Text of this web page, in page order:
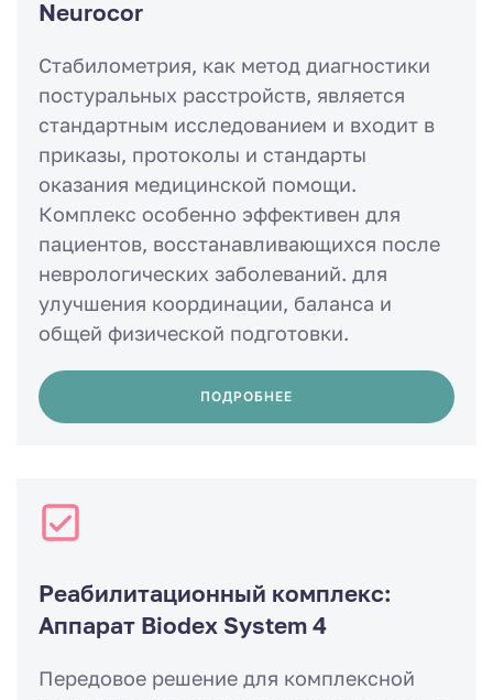
Neurocor
Стабилометрия, как метод диагностики
постуральных расстройств, является
стандартным исследованием и входит в
приказы, протоколы и стандарты
оказания медицинской помощи.
Комплекс особенно эффективен для
пациентов, восстанавливающихся после
неврологических заболеваний. для
улучшения координации, баланса и
общей физической подготовки.
ПОДРОБНЕЕ
Реабилитационный комплекс:
Аппарат Biodex System 4
Передовое решение для комплексной